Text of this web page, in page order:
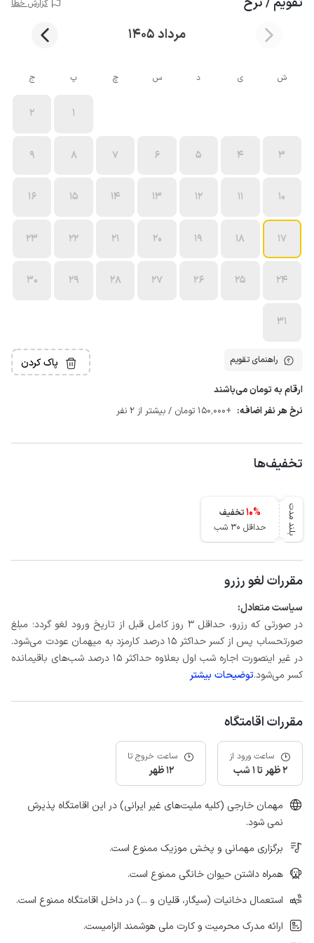
گزارش خطا
مرداد 1405
ش ی د س چ پ ج
1
2
3
4
5
6
7
8
9
10
11
12
13
14
15
16
17
18
19
20
21
22
23
24
25
26
27
28
29
30
31
راهنمای تقویم پاک کردن
ارقام به تومان می‌باشند
نرخ هر نفر اضافه: +150٬000 تومان / بیشتر از 2 نفر
تخفیف‌ها
بلند مدت 10%
تخفیف
حداقل 30 شب
مقررات لغو رزرو
سیاست متعادل:
در صورتی که رزرو، حداقل 3 روز کامل قبل از تاریخ ورود لغو گردد؛ مبلغ
صورتحساب پس از کسر حداکثر 15 درصد کارمزد به میهمان عودت می‌شود.
در غیر اینصورت اجاره شب اول بعلاوه حداکثر 15 درصد شب‌های باقیمانده
کسر می‌شود.توضیحات بیشتر
مقررات اقامتگاه
ساعت ورود از
2 ظهر تا 1 شب
ساعت خروج تا
12 ظهر
مهمان خارجی (کلیه ملیت‌های غیر ایرانی) در این اقامتگاه پذیرش
نمی شود.
برگزاری مهمانی و پخش موزیک ممنوع است.
همراه داشتن حیوان خانگی ممنوع است.
استعمال دخانیات (سیگار، قلیان و ...) در داخل اقامتگاه ممنوع است.
ارائه مدرک محرمیت و کارت ملی هوشمند الزامیست.